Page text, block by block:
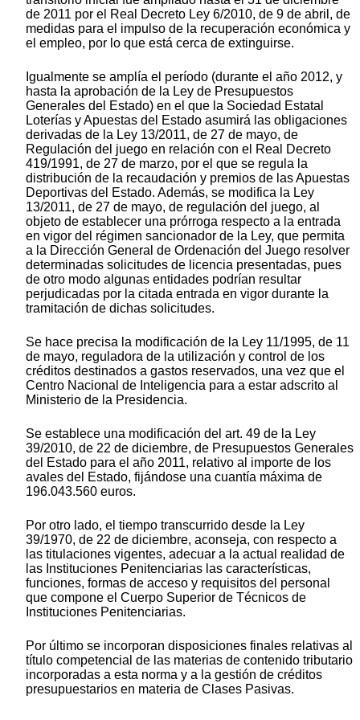
de 2011 por el Real Decreto Ley 6/2010, de 9 de abril, de
medidas para el impulso de la recuperación económica y
el empleo, por lo que está cerca de extinguirse.
Igualmente se amplía el período (durante el año 2012, y
hasta la aprobación de la Ley de Presupuestos
Generales del Estado) en el que la Sociedad Estatal
Loterías y Apuestas del Estado asumirá las obligaciones
derivadas de la Ley 13/2011, de 27 de mayo, de
Regulación del juego en relación con el Real Decreto
419/1991, de 27 de marzo, por el que se regula la
distribución de la recaudación y premios de las Apuestas
Deportivas del Estado. Además, se modifica la Ley
13/2011, de 27 de mayo, de regulación del juego, al
objeto de establecer una prórroga respecto a la entrada
en vigor del régimen sancionador de la Ley, que permita
a la Dirección General de Ordenación del Juego resolver
determinadas solicitudes de licencia presentadas, pues
de otro modo algunas entidades podrían resultar
perjudicadas por la citada entrada en vigor durante la
tramitación de dichas solicitudes.
Se hace precisa la modificación de la Ley 11/1995, de 11
de mayo, reguladora de la utilización y control de los
créditos destinados a gastos reservados, una vez que el
Centro Nacional de Inteligencia para a estar adscrito al
Ministerio de la Presidencia.
Se establece una modificación del art. 49 de la Ley
39/2010, de 22 de diciembre, de Presupuestos Generales
del Estado para el año 2011, relativo al importe de los
avales del Estado, fijándose una cuantía máxima de
196.043.560 euros.
Por otro lado, el tiempo transcurrido desde la Ley
39/1970, de 22 de diciembre, aconseja, con respecto a
las titulaciones vigentes, adecuar a la actual realidad de
las Instituciones Penitenciarias las características,
funciones, formas de acceso y requisitos del personal
que compone el Cuerpo Superior de Técnicos de
Instituciones Penitenciarias.
Por último se incorporan disposiciones finales relativas al
título competencial de las materias de contenido tributario
incorporadas a esta norma y a la gestión de créditos
presupuestarios en materia de Clases Pasivas.